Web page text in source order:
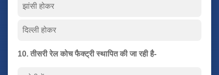
झांसी होकर
दिल्ली होकर
10. तीसरी रेल कोच फैक्ट्री स्थापित की जा रही है-